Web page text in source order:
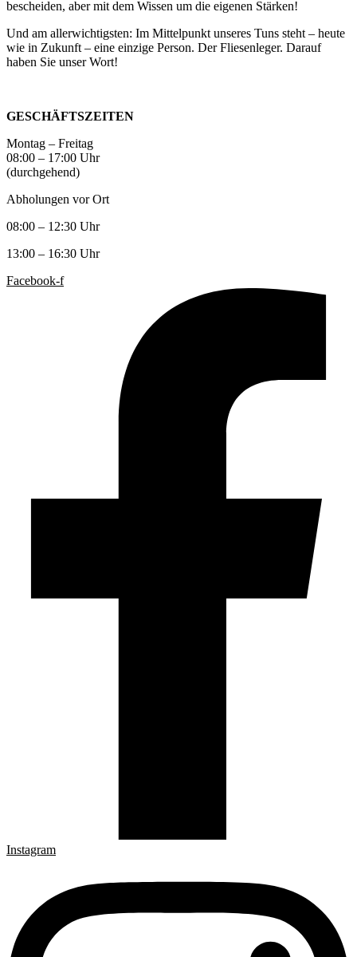
bescheiden, aber mit dem Wissen um die eigenen Stärken!
Und am allerwichtigsten: Im Mittelpunkt unseres Tuns steht – heute
wie in Zukunft – eine einzige Person. Der Fliesenleger. Darauf
haben Sie unser Wort!
GESCHÄFTSZEITEN
Montag – Freitag
08:00 – 17:00 Uhr
(durchgehend)
Abholungen vor Ort
08:00 – 12:30 Uhr
13:00 – 16:30 Uhr
Facebook-f
Instagram